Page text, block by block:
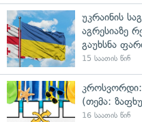
უკრაინის
აგრესიაზე
გაუხსნა
15 საათის წინ
კროსვორდი:
(თემა:
16 საათის წინ